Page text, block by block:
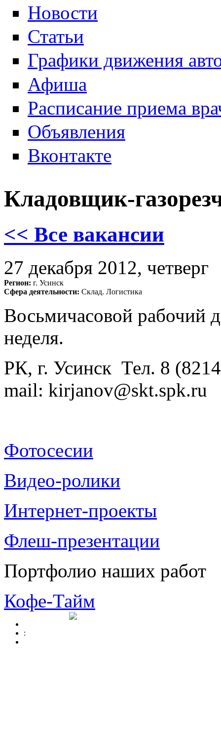
Новости
Статьи
Графики движения
Афиша
Расписание приема
Объявления
Вконтакте
Кладовщик-
<< Все вакансии
27 декабря 2012, четверг
Регион: г. Усинск
Сфера деятельности: Склад. Логистика
Восьмичасовой рабочий
неделя.
РК, г. Усинск Тел. 8
mail: kirjanov@skt.spk.ru
Фотосесии
Видео-ролики
Интернет-проекты
Флеш-презентации
Портфолио наших работ
Кофе-Тайм
: